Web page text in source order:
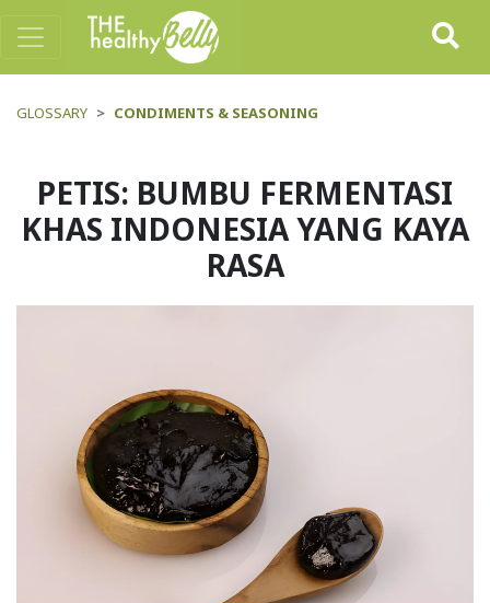
GLOSSARY CONDIMENTS & SEASONING
PETIS: BUMBU FERMENTASI
KHAS INDONESIA YANG KAYA
RASA